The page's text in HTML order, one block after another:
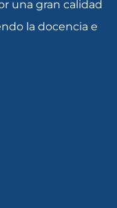
una gran calidad
la docencia e